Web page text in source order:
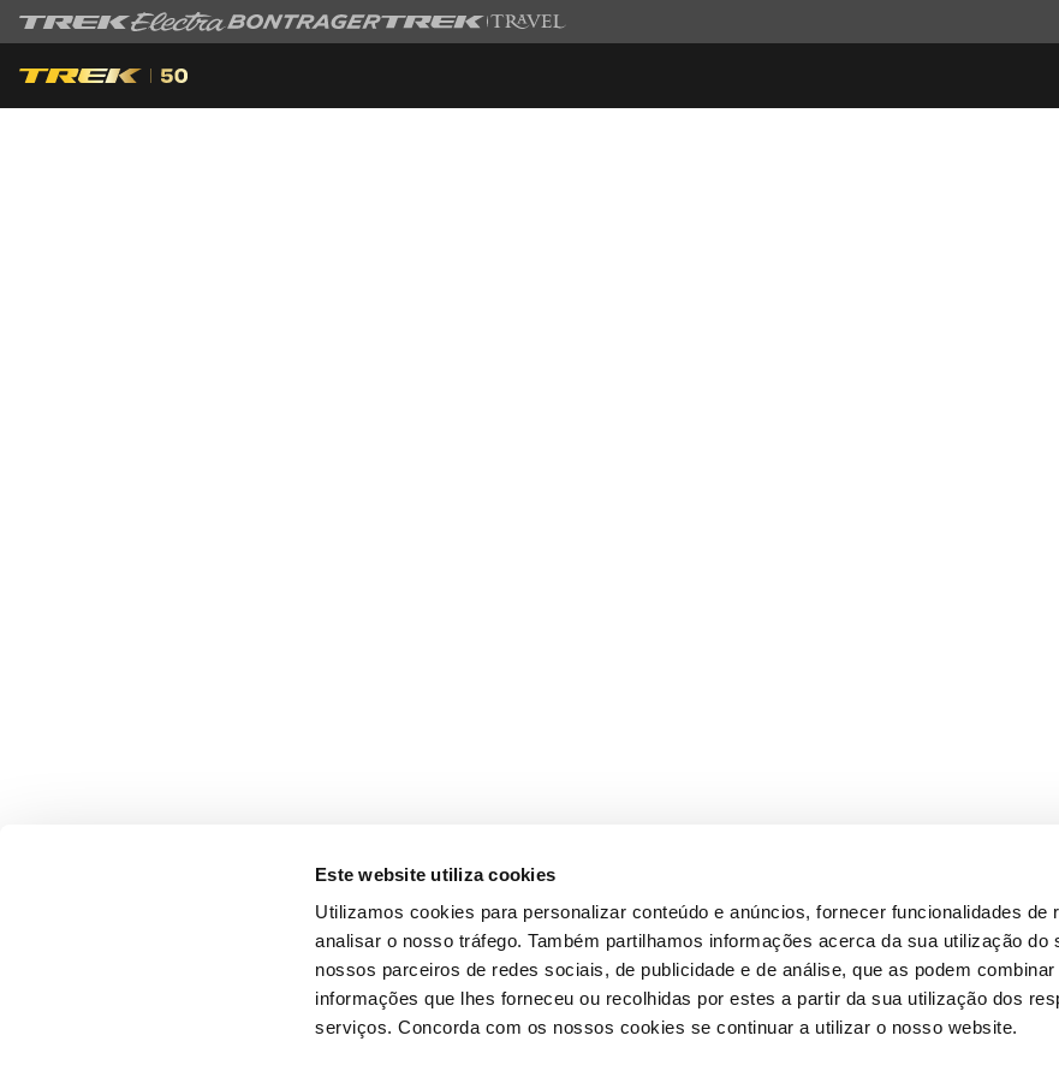
Este website utiliza cookies
Utilizamos cookies para personalizar conteúdo e anúncios, fornecer funcionalidades de
analisar o nosso tráfego. Também partilhamos informações acerca da sua utilização do
nossos parceiros de redes sociais, de publicidade e de análise, que as podem
informações que lhes forneceu ou recolhidas por estes a partir da sua utilização dos
serviços. Concorda com os nossos cookies se continuar a utilizar o nosso website.